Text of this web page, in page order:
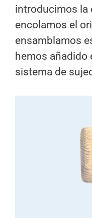
introducimos la
encolamos el
ensamblamos
hemos añadido
sistema de